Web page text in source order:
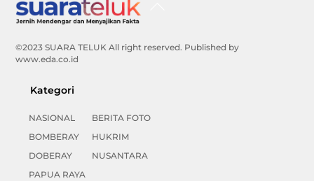
©2023 SUARA TELUK All right reserved. Published by
www.eda.co.id
Kategori
NASIONAL
BOMBERAY
DOBERAY
PAPUA RAYA
BERITA FOTO
HUKRIM
NUSANTARA